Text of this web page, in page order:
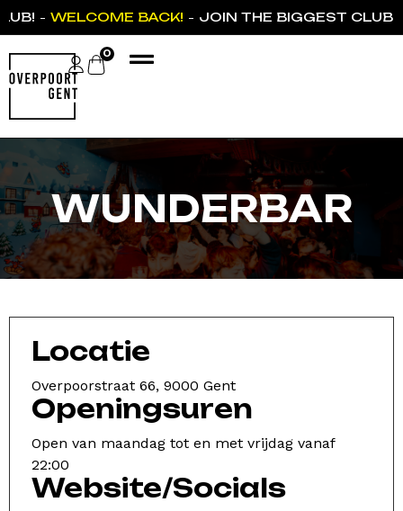
- WELCOME BACK!- JOIN THE BIGGEST CLUB
0
WUNDERBAR
Locatie
Overpoorstraat 66, 9000 Gent
Openingsuren
Open van maandag tot en met vrijdag vanaf
22:00
Website/Socials